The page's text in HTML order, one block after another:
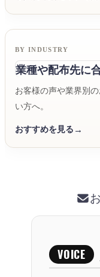
BY INDUSTRY
業種や配布先に
お客様の声や業界別
い方へ。
おすすめを見る
VOICE